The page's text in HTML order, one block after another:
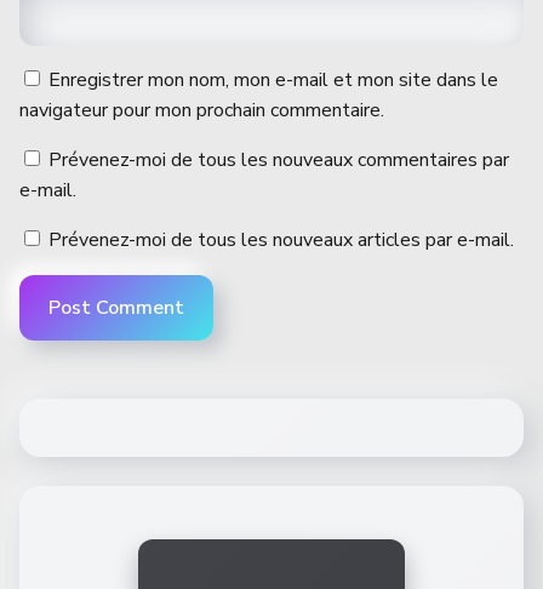
Enregistrer mon nom, mon e-mail et mon site dans le
navigateur pour mon prochain commentaire.
Prévenez-moi de tous les nouveaux commentaires par
e-mail.
Prévenez-moi de tous les nouveaux articles par e-mail.